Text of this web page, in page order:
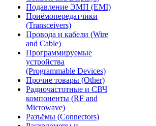
Подавление ЭМП (EMI)
Приёмопередатчики
(Transceivers)
Провода и кабели (Wire
and Cable)
Программируемые
устройства
(Programmable Devices)
Прочие товары (Other)
Радиочастотные и СВЧ
компоненты (RF and
Microwave)
Разъёмы (Connectors)